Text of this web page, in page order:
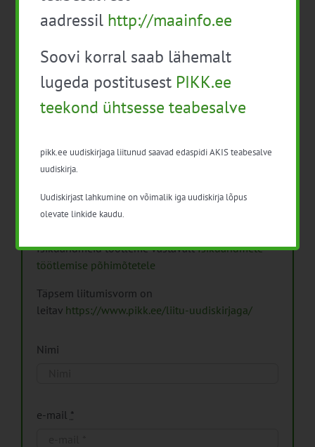
Arhiiv
Arhiiv
Pikk.ee uudiskirjaga liitumine.
Isikuandmeid töötleme vastavaltIsikuandmete
töötlemise põhimõtetele
Täpsem liitumisvorm on
leitav https://www.pikk.ee/liitu-uudiskirjaga/
Nimi
e-mail *
aadressil http://maainfo.ee
Soovi korral saab lähemalt
lugeda postitusest PIKK.ee
teekond ühtsesse teabesalve
pikk.ee uudiskirjaga liitunud saavad edaspidi AKIS teabesalve
uudiskirja.
Uudiskirjast lahkumine on võimalik iga uudiskirja lõpus
olevate linkide kaudu.